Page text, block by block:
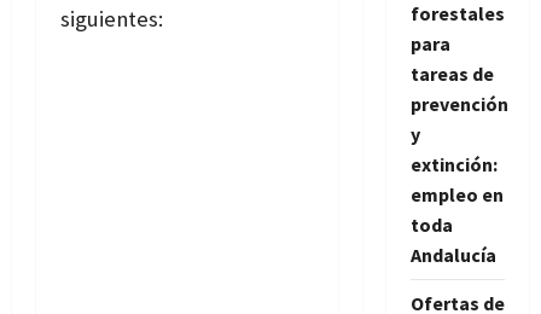
siguientes:
forestales
para
tareas de
prevención
y
extinción:
empleo en
toda
Andalucía
Ofertas de